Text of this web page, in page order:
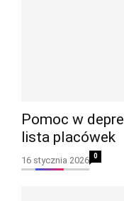
Pomoc w
lista placówek
16 stycznia 2026 0